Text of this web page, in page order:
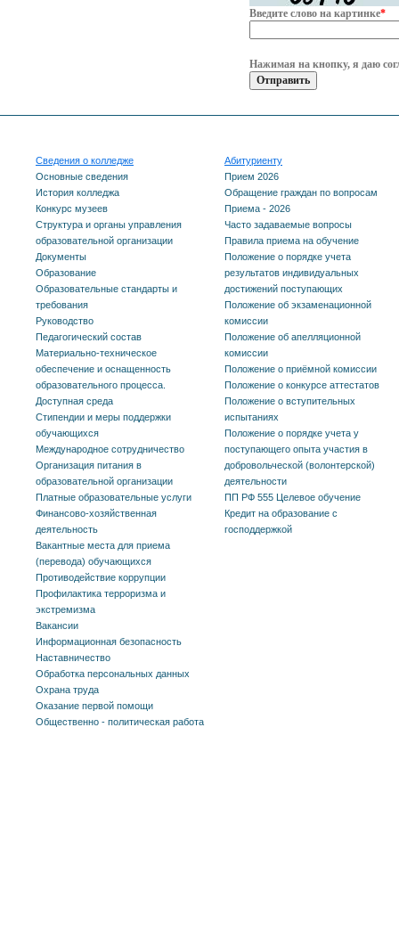
Введите слово на картинке*
Нажимая на кнопку, я даю
Сведения о колледже
Основные сведения
История колледжа
Конкурс музеев
Структура и органы управления
образовательной организации
Документы
Образование
Образовательные стандарты и
требования
Руководство
Педагогический состав
Материально-техническое
обеспечение и оснащенность
образовательного процесса.
Доступная среда
Стипендии и меры поддержки
обучающихся
Международное сотрудничество
Организация питания в
образовательной организации
Платные образовательные услуги
Финансово-хозяйственная
деятельность
Вакантные места для приема
(перевода) обучающихся
Противодействие коррупции
Профилактика терроризма и
экстремизма
Вакансии
Информационная безопасность
Наставничество
Обработка персональных данных
Охрана труда
Оказание первой помощи
Общественно - политическая работа
Абитуриенту
Прием 2026
Обращение граждан по вопросам
Приема - 2026
Часто задаваемые вопросы
Правила приема на обучение
Положение о порядке учета
результатов индивидуальных
достижений поступающих
Положение об экзаменационной
комиссии
Положение об апелляционной
комиссии
Положение о приёмной комиссии
Положение о конкурсе аттестатов
Положение о вступительных
испытаниях
Положение о порядке учета у
поступающего опыта участия в
добровольческой (волонтерской)
деятельности
ПП РФ 555 Целевое обучение
Кредит на образование с
господдержкой